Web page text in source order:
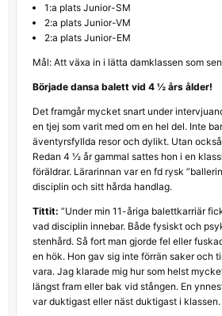
1:a plats Junior-SM
2:a plats Junior-VM
2:a plats Junior-EM
Mål: Att växa in i lätta damklassen som
Började dansa balett vid 4 ½ års ålder!
Det framgår mycket snart under
en tjej som varit med om en hel del. Inte
äventyrsfyllda resor och dylikt. Utan
Redan 4 ½ år gammal sattes hon i en
föräldrar. Lärarinnan var en fd rysk
disciplin och sitt hårda handlag.
Tittit: ”Under min 11-åriga balettkarriär
vad disciplin innebar. Både fysiskt och
stenhård. Så fort man gjorde fel eller
en hök. Hon gav sig inte förrän saker och
vara. Jag klarade mig hur som helst
längst fram eller bak vid stången. En
var duktigast eller näst duktigast i klassen.